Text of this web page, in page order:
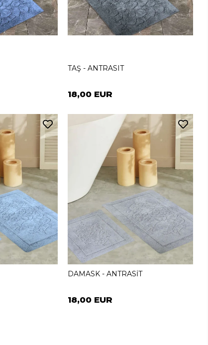
TAŞ - ANTRASIT
18,00 EUR
DAMASK - ANTRASİT
18,00 EUR